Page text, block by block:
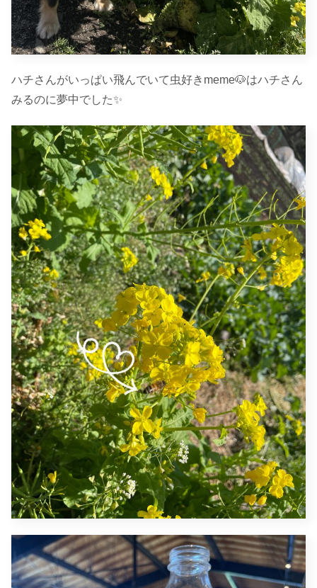
ハチさんがいっぱい飛んでいて虫好きmeme🐶はハチさん
みるのに夢中でした✨